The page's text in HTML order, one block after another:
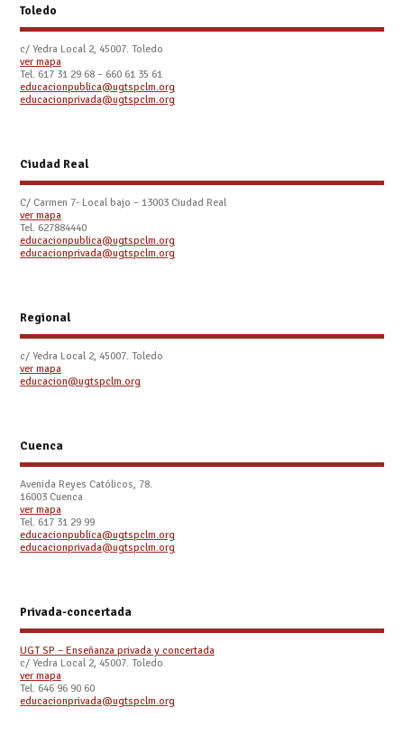
Toledo
c/ Yedra Local 2, 45007. Toledo
ver mapa
Tel. 617 31 29 68 – 660 61 35 61
educacionpublica@ugtspclm.org
educacionprivada@ugtspclm.org
Ciudad Real
C/ Carmen 7- Local bajo – 13003 Ciudad Real
ver mapa
Tel. 627884440
educacionpublica@ugtspclm.org
educacionprivada@ugtspclm.org
Regional
c/ Yedra Local 2, 45007. Toledo
ver mapa
educacion@ugtspclm.org
Cuenca
Avenida Reyes Católicos, 78.
16003 Cuenca
ver mapa
Tel. 617 31 29 99
educacionpublica@ugtspclm.org
educacionprivada@ugtspclm.org
Privada-concertada
UGT SP – Enseñanza privada y concertada
c/ Yedra Local 2, 45007. Toledo
ver mapa
Tel. 646 96 90 60
educacionprivada@ugtspclm.org